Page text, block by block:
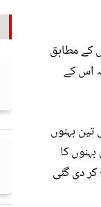
کے مطابق
درمیان ہیں، جبکہ اس کے
بہنوں
کا
کر دی گئی